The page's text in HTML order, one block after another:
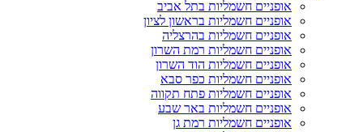
אופניים חשמליות בתל אביב
אופניים חשמליות בראשון לציון
אופניים חשמליות בהרצליה
אופניים חשמליות רמת השרון
אופניים חשמליות הוד השרון
אופניים חשמליות כפר סבא
אופניים חשמליות פתח תקווה
אופניים חשמליות באר שבע
אופניים חשמליות רמת גן